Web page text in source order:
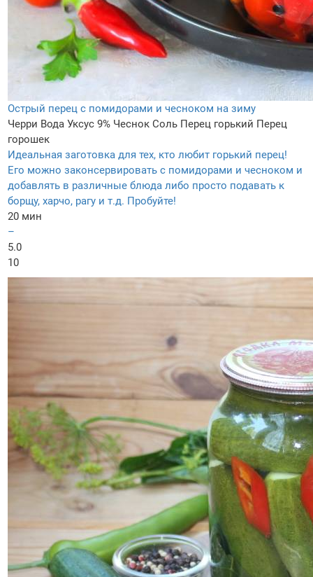
Острый перец с помидорами и чесноком на зиму
Черри Вода Уксус 9% Чеснок Соль Перец горький Перец
горошек
Идеальная заготовка для тех, кто любит горький перец!
Его можно законсервировать с помидорами и чесноком и
добавлять в различные блюда либо просто подавать к
борщу, харчо, рагу и т.д. Пробуйте!
20 мин
–
5.0
10